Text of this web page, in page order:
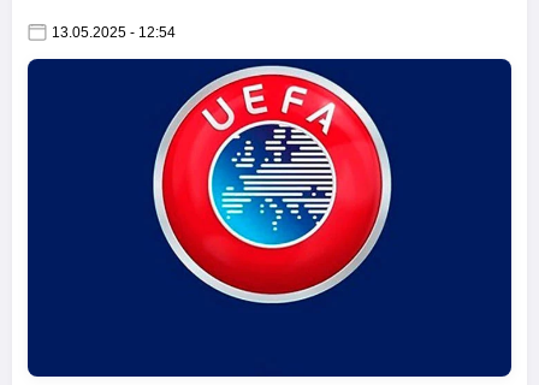
13.05.2025 - 12:54